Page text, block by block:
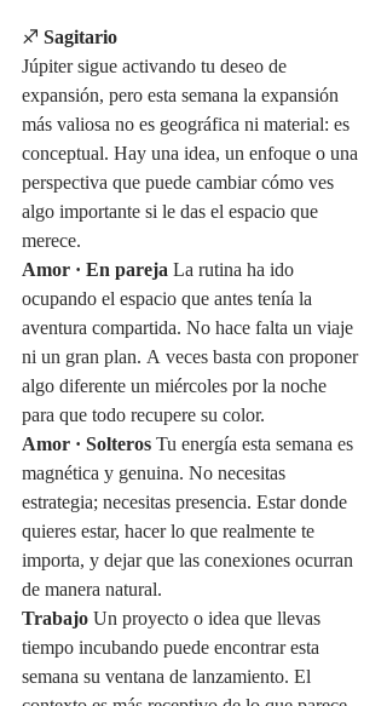
♐ Sagitario
Júpiter sigue activando tu deseo de
expansión, pero esta semana la expansión
más valiosa no es geográfica ni material: es
conceptual. Hay una idea, un enfoque o una
perspectiva que puede cambiar cómo ves
algo importante si le das el espacio que
merece.
Amor · En pareja La rutina ha ido
ocupando el espacio que antes tenía la
aventura compartida. No hace falta un viaje
ni un gran plan. A veces basta con proponer
algo diferente un miércoles por la noche
para que todo recupere su color.
Amor · Solteros Tu energía esta semana es
magnética y genuina. No necesitas
estrategia; necesitas presencia. Estar donde
quieres estar, hacer lo que realmente te
importa, y dejar que las conexiones ocurran
de manera natural.
Trabajo Un proyecto o idea que llevas
tiempo incubando puede encontrar esta
semana su ventana de lanzamiento. El